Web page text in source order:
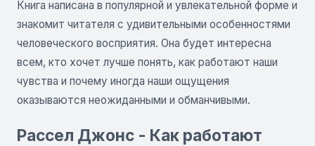
Книга написана в популярной и увлекательной форме и
знакомит читателя с удивительными особенностями
человеческого восприятия. Она будет интересна
всем, кто хочет лучше понять, как работают наши
чувства и почему иногда наши ощущения
оказываются неожиданными и обманчивыми.
Рассел Джонс - Как работают